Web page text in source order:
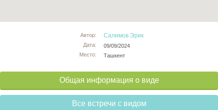
Автор:
Дата:
Место:
Салимов Эрик
09/09/2024
Ташкент
Общая информация о виде
Все встречи с видом